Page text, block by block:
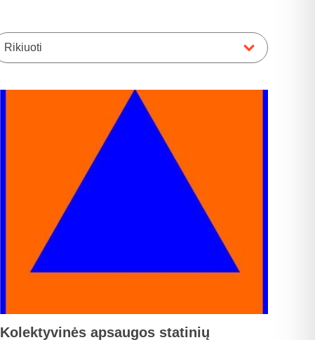
Rikiuoti
Kolektyvinės apsaugos statinių